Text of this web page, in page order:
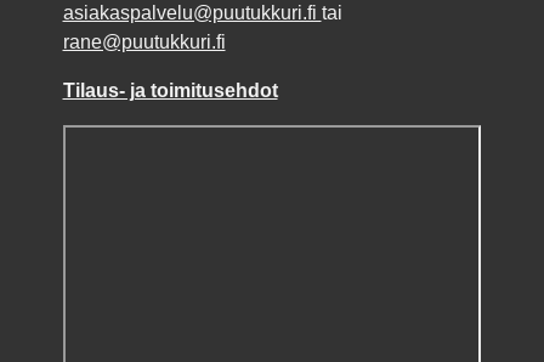
asiakaspalvelu@puutukkuri.fi tai
rane@puutukkuri.fi
Tilaus- ja toimitusehdot